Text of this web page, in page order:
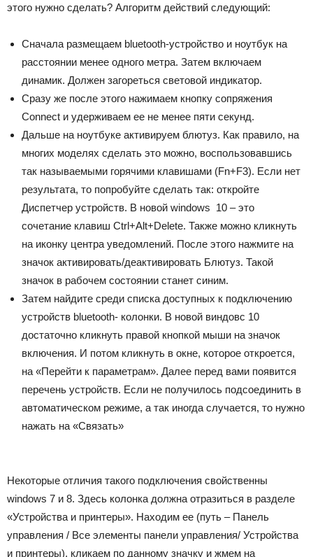
этого нужно сделать? Алгоритм действий следующий:
Сначала размещаем bluetooth-устройство и ноутбук на
расстоянии менее одного метра. Затем включаем
динамик. Должен загореться световой индикатор.
Сразу же после этого нажимаем кнопку сопряжения
Connect и удерживаем ее не менее пяти секунд.
Дальше на ноутбуке активируем блютуз. Как правило, на
многих моделях сделать это можно, воспользовавшись
так называемыми горячими клавишами (Fn+F3). Если нет
результата, то попробуйте сделать так: откройте
Диспетчер устройств. В новой windows 10 – это
сочетание клавиш Ctrl+Alt+Delete. Также можно кликнуть
на иконку центра уведомлений. После этого нажмите на
значок активировать/деактивировать Блютуз. Такой
значок в рабочем состоянии станет синим.
Затем найдите среди списка доступных к подключению
устройств bluetooth- колонки. В новой виндовс 10
достаточно кликнуть правой кнопкой мыши на значок
включения. И потом кликнуть в окне, которое откроется,
на «Перейти к параметрам». Далее перед вами появится
перечень устройств. Если не получилось подсоединить в
автоматическом режиме, а так иногда случается, то нужно
нажать на «Связать»
Некоторые отличия такого подключения свойственны
windows 7 и 8. Здесь колонка должна отразиться в разделе
«Устройства и принтеры». Находим ее (путь – Панель
управления / Все элементы панели управления/ Устройства
и принтеры), кликаем по данному значку и жмем на